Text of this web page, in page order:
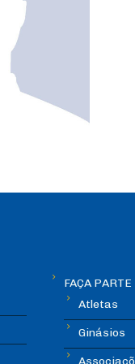
FAÇA PARTE
Atletas
Ginásios